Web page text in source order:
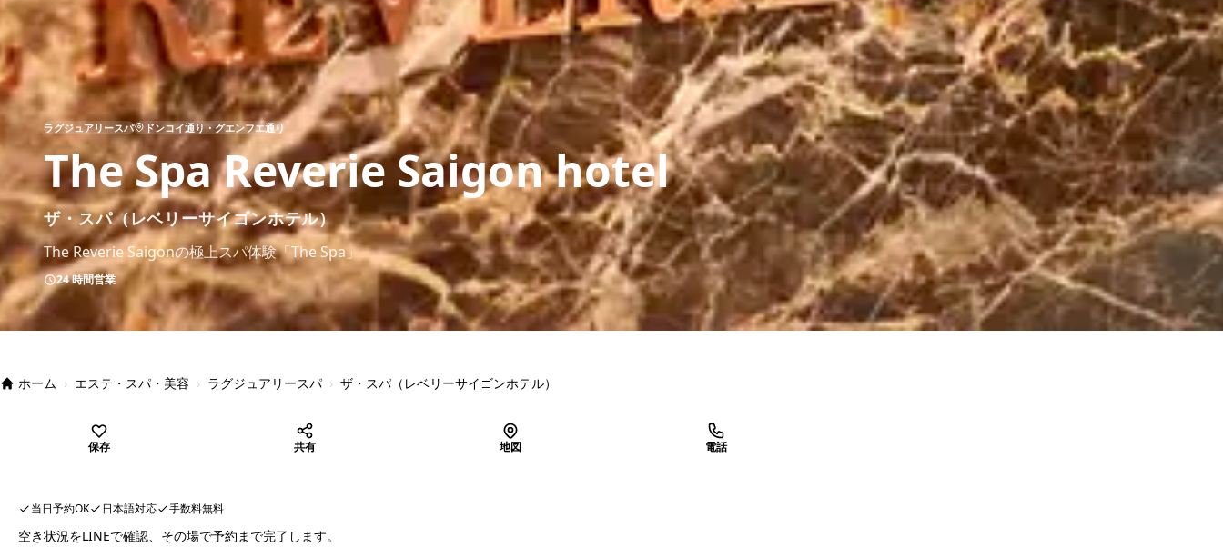
ラグジュアリースパ ドンコイ通り・グエンフエ通り
The Spa Reverie Saigon hotel
ザ・スパ（レベリーサイゴンホテル）
The Reverie Saigonの極上スパ体験「The Spa」
24 時間営業
ホーム › エステ・スパ・美容 › ラグジュアリースパ › ザ・スパ（レベリーサイゴンホテル）
保存 共有 地図 電話
当日予約OK 日本語対応 手数料無料
空き状況をLINEで確認、その場で予約まで完了します。